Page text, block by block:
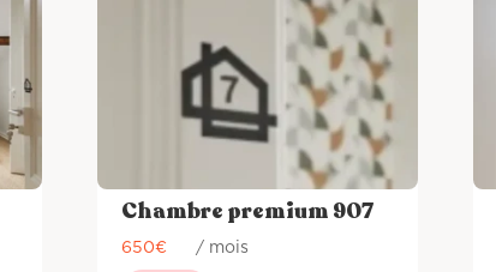
Chambre premium 907
650€ / mois